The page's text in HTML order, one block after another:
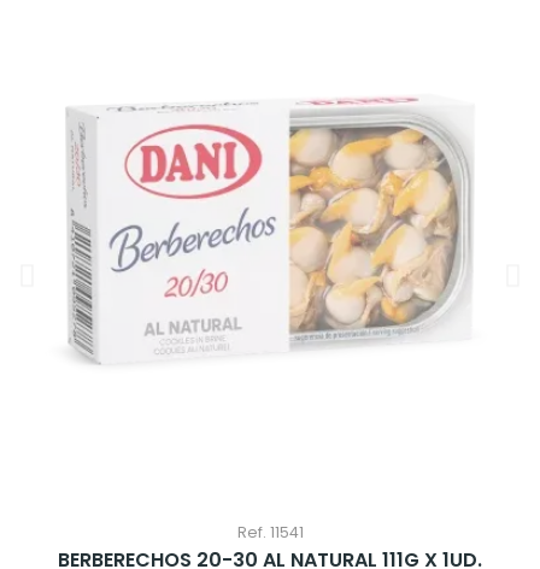
Ref. 11541
BERBERECHOS 20-30 AL NATURAL 111G X 1UD.